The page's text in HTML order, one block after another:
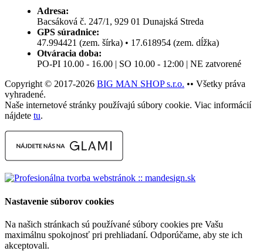
Adresa:
Bacsáková č. 247/1, 929 01 Dunajská Streda
GPS súradnice:
47.994421 (zem. šírka) • 17.618954 (zem. dĺžka)
Otváracia doba:
PO-PI 10.00 - 16.00 | SO 10.00 - 12:00 | NE zatvorené
Copyright © 2017-2026 BIG MAN SHOP s.r.o. •• Všetky práva
vyhradené.
Naše internetové stránky používajú súbory cookie. Viac informácií
nájdete tu.
Nastavenie súborov cookies
Na našich stránkach sú používané súbory cookies pre Vašu
maximálnu spokojnosť pri prehliadaní. Odporúčame, aby ste ich
akceptovali.